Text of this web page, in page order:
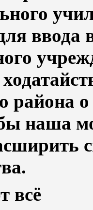
ввода
района
наша
всё